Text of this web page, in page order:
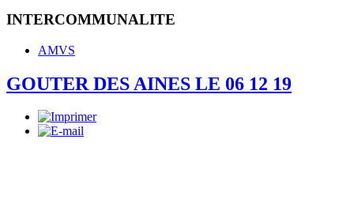
INTERCOMMUNALITE
AMVS
GOUTER DES AINES LE 06 12 19